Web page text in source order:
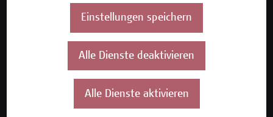
Unser Angebot
Seminare und Zertifikatsprogramme
Einstellungen speichern
Alle Dienste deaktivieren
Alle Dienste aktivieren